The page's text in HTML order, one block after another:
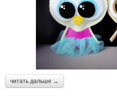
читать дальше →